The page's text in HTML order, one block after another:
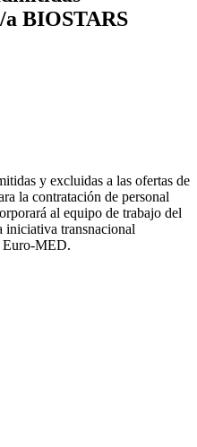
BIOSTARS
y excluidas a las ofertas de
la contratación de personal
al equipo de trabajo del
transnacional
Euro-MED.